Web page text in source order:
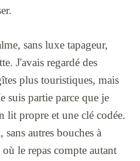
sans luxe tapageur,
J'avais regardé des
plus touristiques, mais
suis partie parce que je
lit propre et une clé codée.
autres bouches à
le repas compte autant